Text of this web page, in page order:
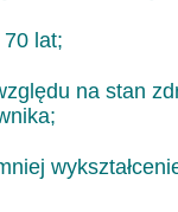
70 lat;
na stan